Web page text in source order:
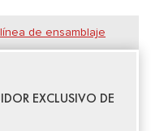
línea de ensamblaje
EXCLUSIVO DE